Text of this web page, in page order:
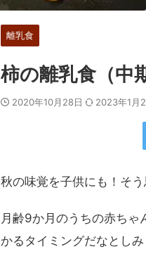
離乳食
柿の離乳食（中
2020年10月28日 2023年1月
秋の味覚を子供にも！そ
月齢9か月のうちの赤ちゃ
かるタイミングだなとしみ